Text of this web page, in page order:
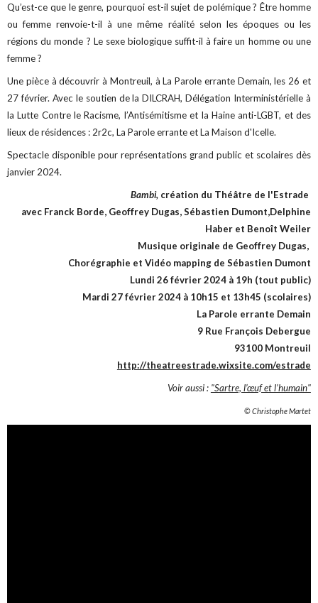
Qu’est-ce que le genre, pourquoi est-il sujet de polémique ? Être homme
ou femme renvoie-t-il à une même réalité selon les époques ou les
régions du monde ? Le sexe biologique suffit-il à faire un homme ou une
femme ?
Une pièce à découvrir à Montreuil, à La Parole errante Demain, les 26 et
27 février. Avec le soutien de la DILCRAH, Délégation Interministérielle à
la Lutte Contre le Racisme, l’Antisémitisme et la Haine anti-LGBT, et des
lieux de résidences : 2r2c, La Parole errante et La Maison d'Icelle.
Spectacle disponible pour représentations grand public et scolaires dès
janvier 2024.
Bambi, création du Théâtre de l'Estrade
avec Franck Borde, Geoffrey Dugas, Sébastien Dumont,Delphine
Haber et Benoît Weiler
Musique originale de Geoffrey Dugas,
Chorégraphie et Vidéo mapping de Sébastien Dumont
Lundi 26 février 2024 à 19h (tout public)
Mardi 27 février 2024 à 10h15 et 13h45 (scolaires)
La Parole errante Demain
9 Rue François Debergue
93100 Montreuil
http://theatreestrade.wixsite.com/estrade
Voir aussi : "Sartre, l’œuf et l’humain"
© Christophe Martet